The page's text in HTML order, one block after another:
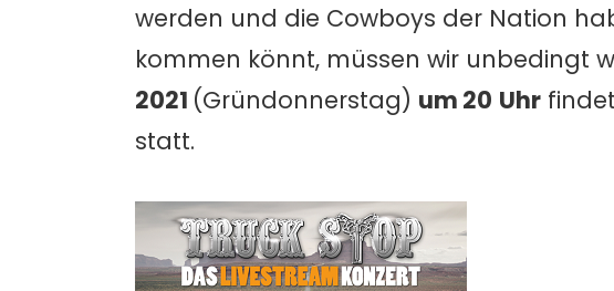
werden und die Cowboys der Nation
kommen könnt, müssen wir unbedingt
2021 (Gründonnerstag) um 20 Uhr
statt.